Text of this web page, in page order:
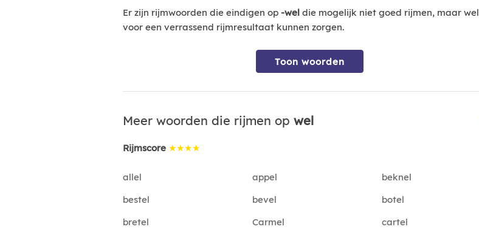
Er zijn rijmwoorden die eindigen op -wel die mogelijk niet goed rijmen, maar wel
voor een verrassend rijmresultaat kunnen zorgen.
Toon woorden
Meer woorden die rijmen op wel
Rijmscore ★★★★
allel appel
beknel
bestel
bevel
botel
bretel
Carmel
cartel